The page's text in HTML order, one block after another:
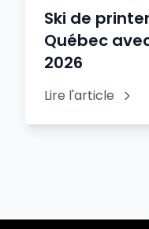
Ski de
Québec
2026
Lire l'article